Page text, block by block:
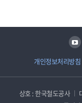
개인정보처리방침
유튜브
상호 : 한국철도공사